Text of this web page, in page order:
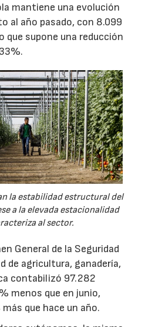
mantiene una evolución
al año pasado, con 8.099
que supone una reducción
la estabilidad estructural del
a la elevada estacionalidad
al sector.
General de la Seguridad
de agricultura, ganadería,
contabilizó 97.282
menos que en junio,
que hace un año.